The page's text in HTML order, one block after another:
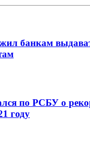
банкам
по РСБУ о
году